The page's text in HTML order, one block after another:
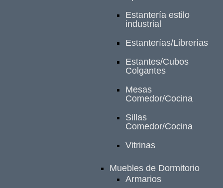
Estantería estilo
industrial
Estanterías/Librerías
Estantes/Cubos
Colgantes
Mesas
Comedor/Cocina
Sillas
Comedor/Cocina
Vitrinas
Muebles de Dormitorio
Armarios